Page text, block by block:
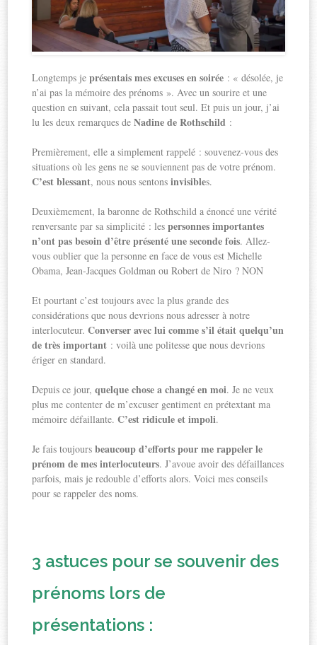
Longtemps jeprésentais mes excuses en soirée : « désolée, je
n’ai pas la mémoire des prénoms ». Avec un sourire et une
question en suivant, cela passait tout seul. Et puis un jour, j’ai
lu les deux remarques deNadine de Rothschild :
Premièrement, elle a simplement rappelé : souvenez-vous des
situations où les gens ne se souviennent pas de votre prénom.
C’est blessant, nous nous sentonsinvisibles.
Deuxièmement, la baronne de Rothschild a énoncé une vérité
renversante par sa simplicité : lespersonnes importantes
n’ont pas besoin d’être présenté une seconde fois. Allez-
vous oublier que la personne en face de vous est Michelle
Obama, Jean-Jacques Goldman ou Robert de Niro ? NON
Et pourtant c’est toujours avec la plus grande des
considérations que nous devrions nous adresser à notre
interlocuteur.Converser avec lui comme s’il était quelqu’un
de très important : voilà une politesse que nous devrions
ériger en standard.
Depuis ce jour,quelque chose a changé en moi. Je ne veux
plus me contenter de m’excuser gentiment en prétextant ma
mémoire défaillante.C’est ridicule et impoli.
Je fais toujoursbeaucoup d’efforts pour me rappeler le
prénom de mes interlocuteurs. J’avoue avoir des défaillances
parfois, mais je redouble d’efforts alors. Voici mes conseils
pour se rappeler des noms.
3 astuces pour se souvenir des
prénoms lors de
présentations :